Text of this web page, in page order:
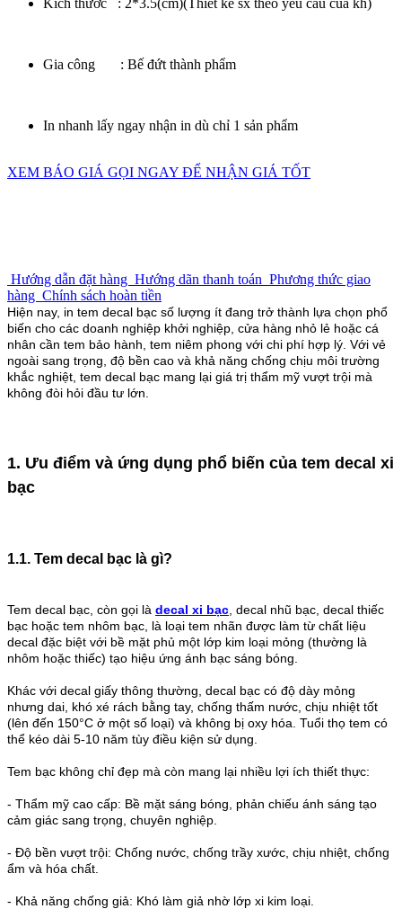
Gia công : Bế đứt thành phẩm
In nhanh lấy ngay nhận in dù chỉ 1 sản phẩm
XEM BÁO GIÁ GỌI NGAY ĐỂ NHẬN GIÁ TỐT
Hướng dẫn đặt hàng Hướng dãn thanh toán Phương thức giao
hàng Chính sách hoàn tiền
Hiện nay, in tem decal bạc số lượng ít đang trở thành lựa chọn phổ
biến cho các doanh nghiệp khởi nghiệp, cửa hàng nhỏ lẻ hoặc cá
nhân cần tem bảo hành, tem niêm phong với chi phí hợp lý. Với vẻ
ngoài sang trọng, độ bền cao và khả năng chống chịu môi trường
khắc nghiệt, tem decal bạc mang lại giá trị thẩm mỹ vượt trội mà
không đòi hỏi đầu tư lớn.
1. Ưu điểm và ứng dụng phổ biến của tem decal xi
bạc
1.1. Tem decal bạc là gì?
Tem decal bạc, còn gọi là decal xi bạc , decal nhũ bạc, decal thiếc
bạc hoặc tem nhôm bạc, là loại tem nhãn được làm từ chất liệu
decal đặc biệt với bề mặt phủ một lớp kim loại mỏng (thường là
nhôm hoặc thiếc) tạo hiệu ứng ánh bạc sáng bóng.
Khác với decal giấy thông thường, decal bạc có độ dày mỏng
nhưng dai, khó xé rách bằng tay, chống thấm nước, chịu nhiệt tốt
(lên đến 150°C ở một số loại) và không bị oxy hóa. Tuổi thọ tem có
thể kéo dài 5-10 năm tùy điều kiện sử dụng.
Tem bạc không chỉ đẹp mà còn mang lại nhiều lợi ích thiết thực:
- Thẩm mỹ cao cấp: Bề mặt sáng bóng, phản chiếu ánh sáng tạo
cảm giác sang trọng, chuyên nghiệp.
- Độ bền vượt trội: Chống nước, chống trầy xước, chịu nhiệt, chống
ẩm và hóa chất.
- Khả năng chống giả: Khó làm giả nhờ lớp xi kim loại.